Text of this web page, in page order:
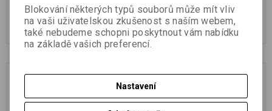
185 Kč
Koupit
130 Kč
Koupit
Na dotaz
Blokování některých typů souborů může mít vliv
na vaši uživatelskou zkušenost s naším webem,
také nebudeme schopni poskytnout vám nabídku
na základě vašich preferencí.
Nastavení